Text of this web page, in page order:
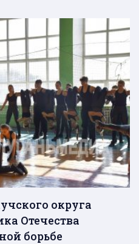
округа
Отечества
борьбе